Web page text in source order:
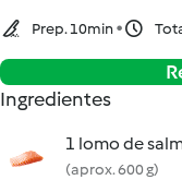
Prep. 10min
Ingredientes
1 lomo de
(aprox. 600 g)